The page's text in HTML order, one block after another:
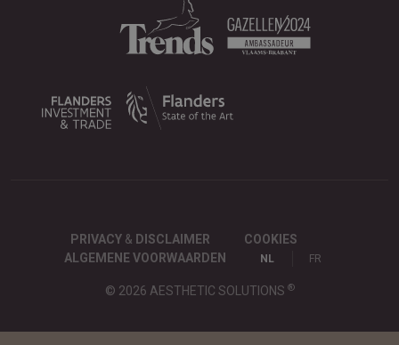
PRIVACY & DISCLAIMER
COOKIES
ALGEMENE VOORWAARDEN
NL FR
© 2026 AESTHETIC SOLUTIONS ®